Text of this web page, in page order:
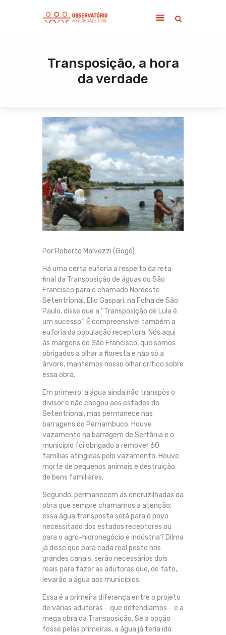
Transposição, a hora
da verdade
Home
Contato
Por Roberto Malvezzi (Gogó)
Há uma certa euforia a respeito da reta
final da Transposição de águas do São
Francisco para o chamado Nordeste
Setentrional. Elio Gaspari, na Folha de São
Paulo, disse que a “Transposição de Lula é
um sucesso”. É compreensível também a
euforia da população receptora. Nós aqui
às margens do São Francisco, que somos
obrigados a olhar a floresta e não só a
árvore, mantemos nosso olhar crítico sobre
essa obra.
Em primeiro, a água ainda não transpôs o
divisor e não chegou aos estados do
Setentrional, mas permanece nas
barragens do Pernambuco. Houve
vazamento na barragem de Sertânia e o
município foi obrigado a remover 60
famílias atingidas pelo vazamento. Houve
morte de pequenos animais e destruição
de bens familiares.
Segundo, permanecem as encruzilhadas da
obra que sempre chamamos a atenção:
essa água transposta será para o povo
necessitado dos estados receptores ou
para o agro-hidronegócio e indústria? Dilma
já disse que para cada real posto nos
grandes canais, serão necessários dois
reais para fazer as adutoras que, de fato,
levarão a água aos municípios.
Essa é a primeira diferença entre o projeto
de várias adutoras – que defendíamos – e a
mega obra da Transposição. Se a opção
fosse pelas primeiras, a água já teria ido